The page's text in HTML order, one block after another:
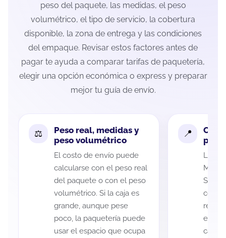
peso del paquete, las medidas, el peso
volumétrico, el tipo de servicio, la cobertura
disponible, la zona de entrega y las condiciones
del empaque. Revisar estos factores antes de
pagar te ayuda a comparar tarifas de paquetería,
elegir una opción económica o express y preparar
mejor tu guía de envío.
Peso real, medidas y
peso volumétrico
El costo de envío puede
calcularse con el peso real
del paquete o con el peso
volumétrico. Si la caja es
grande, aunque pese
poco, la paquetería puede
usar el espacio que ocupa
La
cada